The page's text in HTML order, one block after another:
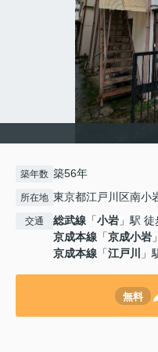
築年数 築56年
所在地 東京都江戸川区南小
交通 総武線 「小岩 」駅
京成本線 「京成小岩
京成本線 「江戸川 」
無料